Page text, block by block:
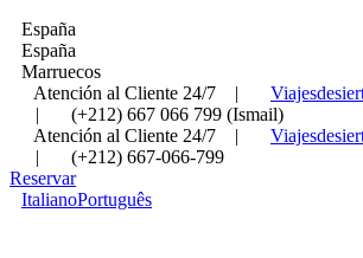
España
España
Marruecos
Atención al Cliente 24/7
|
|
(+212) 667 066 799 (Ismail)
Atención al Cliente 24/7
|
|
(+212) 667-066-799
Reservar
ItalianoPortuguês